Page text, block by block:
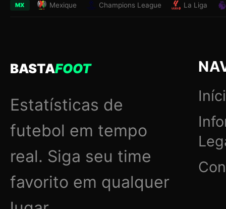
MX Mexique Champions League La Liga
BASTAFOOT
Estatísticas de
futebol em tempo
real. Siga seu time
favorito em qualquer